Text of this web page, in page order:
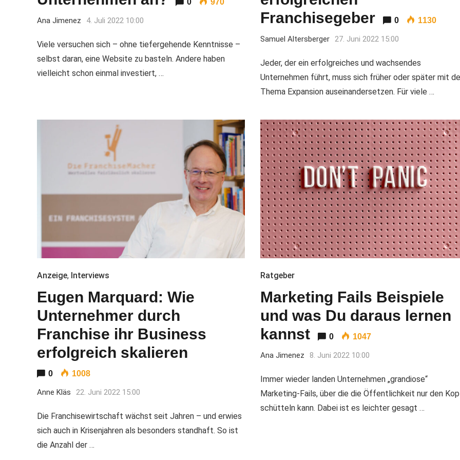
0 970
Ana Jimenez 4. Juli 2022 10:00
Viele versuchen sich – ohne tiefergehende Kenntnisse –
selbst daran, eine Website zu basteln. Andere haben
vielleicht schon einmal investiert, …
Franchisegeber
0 1130
Samuel Altersberger 27. Juni 2022 15:00
Jeder, der ein erfolgreiches und wachsendes
Unternehmen führt, muss sich früher oder später mit
Thema Expansion auseinandersetzen. Für viele …
Anzeige, Interviews
Eugen Marquard: Wie
Unternehmer durch
Franchise ihr Business
erfolgreich skalieren
0 1008
Anne Kläs 22. Juni 2022 15:00
Die Franchisewirtschaft wächst seit Jahren – und erwies
sich auch in Krisenjahren als besonders standhaft. So ist
die Anzahl der …
Ratgeber
Marketing Fails Beispiele
und was Du daraus lernen
kannst
0 1047
Ana Jimenez 8. Juni 2022 10:00
Immer wieder landen Unternehmen „grandiose“
Marketing-Fails, über die die Öffentlichkeit nur den
schütteln kann. Dabei ist es leichter gesagt …